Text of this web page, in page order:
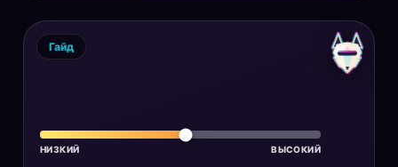
НИЗКИЙ ВЫСОКИЙ
Гайд